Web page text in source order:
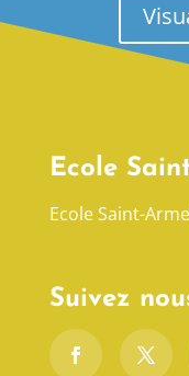
Ecole
Ecole Saint-
Suivez